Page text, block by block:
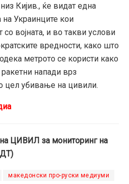
Кијив., ќе видат една
Украинците кои
со војната, и во такви услови
вредности, како што
метрото се користи како
напади врз
цел убивање на цивили.
ЦИВИЛ за мониторинг на
македонски про-руски медиуми